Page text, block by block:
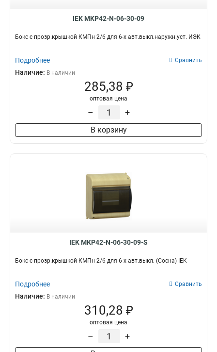
IEK MKP42-N-06-30-09
Бокс с прозр.крышкой КМПн 2/6 для 6-х авт.выкл.наружн.уст. ИЭК
Подробнее Сравнить
Наличие: В наличии
285,38 ₽
оптовая цена
– +
В корзину
IEK MKP42-N-06-30-09-S
Бокс с прозр.крышкой КМПн 2/6 для 6-х авт.выкл. (Сосна) IEK
Подробнее Сравнить
Наличие: В наличии
310,28 ₽
оптовая цена
– +